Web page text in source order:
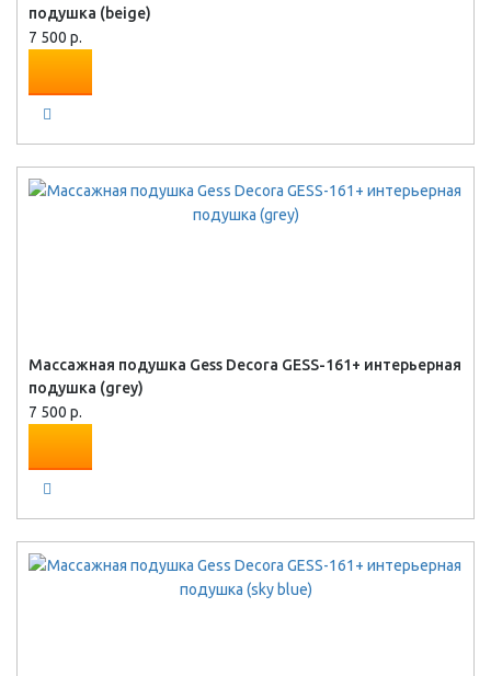
подушка (beige)
7 500 р.
Массажная подушка Gess Decora GESS-161+ интерьерная
подушка (grey)
7 500 р.